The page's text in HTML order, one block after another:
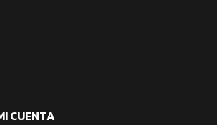
CUENTA